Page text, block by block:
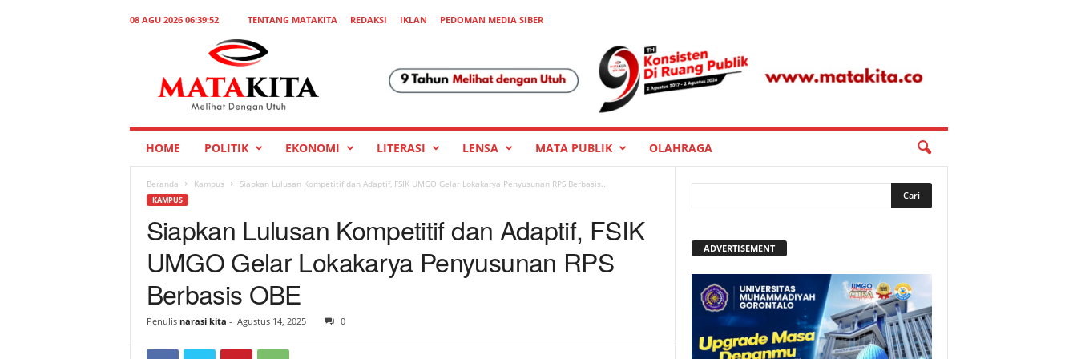
08 AGU 2026 06:39:52 TENTANG MATAKITA REDAKSI IKLAN
PEDOMAN MEDIA SIBER
HOME POLITIK EKONOMI LITERASI LENSA MATA PUBLIK OLAHRAGA
Beranda Kampus Siapkan Lulusan Kompetitif dan Adaptif, FSIK UMGO Gelar Lokakarya Penyusunan RPS Berbasis...
KAMPUS
Siapkan Lulusan Kompetitif dan Adaptif, FSIK
UMGO Gelar Lokakarya Penyusunan RPS
Berbasis OBE
Penulis narasi kita - Agustus 14, 2025 0
ADVERTISEMENT